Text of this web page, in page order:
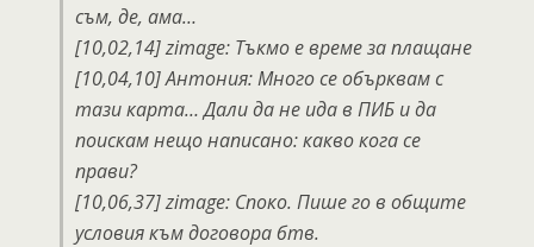
съм, де, ама…
[10,02,14] zimage: Тъкмо е време за плащане
[10,04,10] Антония: Много се обърквам с
тази карта… Дали да не ида в ПИБ и да
поискам нещо написано: какво кога се
прави?
[10,06,37] zimage: Споко. Пише го в общите
условия към договора бтв.